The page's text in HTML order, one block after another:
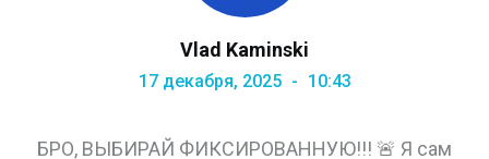
Vlad Kaminski
17 декабря, 2025 10:43
БРО, ВЫБИРАЙ ФИКСИРОВАННУЮ!!! 🚨 Я сам